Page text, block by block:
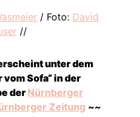
/ Foto: David
//
unter dem
vom Sofa“ in der
derNürnberger
Zeitung ~~